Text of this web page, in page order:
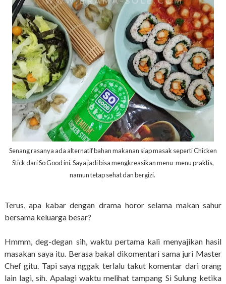
Senang rasanya ada alternatif bahan makanan siap masak seperti Chicken
Stick dari So Good ini. Saya jadi bisa mengkreasikan menu-menu praktis,
namun tetap sehat dan bergizi.
Terus, apa kabar dengan drama horor selama makan sahur
bersama keluarga besar?
Hmmm, deg-degan sih, waktu pertama kali menyajikan hasil
masakan saya itu. Berasa bakal dikomentari sama juri Master
Chef gitu. Tapi saya nggak terlalu takut komentar dari orang
lain lagi, sih. Apalagi waktu melihat tampang Si Sulung ketika